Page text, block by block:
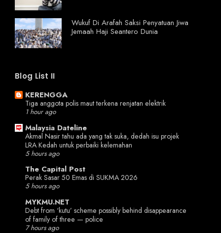
Wukuf Di Arafah Saksi Penyatuan Jiwa
Jemaah Haji Seantero Dunia
Blog List II
KERENGGA
Tiga anggota polis maut terkena renjatan elektrik
1 hour ago
Malaysia Dateline
Akmal Nasir tahu ada yang tak suka, dedah isu projek
LRA Kedah untuk perbaiki kelemahan
5 hours ago
The Capital Post
Perak Sasar 50 Emas di SUKMA 2026
5 hours ago
MYKMU.NET
Debt from ‘kutu’ scheme possibly behind disappearance
of family of three — police
7 hours ago